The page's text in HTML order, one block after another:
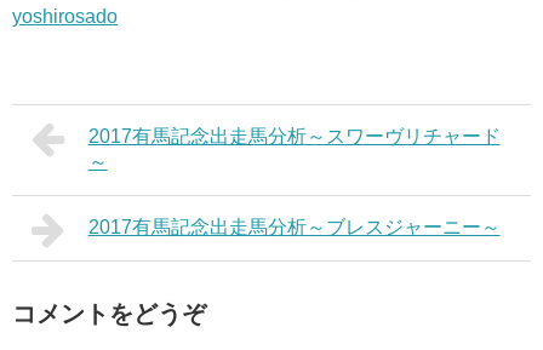
yoshirosado
2017有馬記念出走馬分析～スワーヴリチャード
～
2017有馬記念出走馬分析～ブレスジャーニー～
コメントをどうぞ